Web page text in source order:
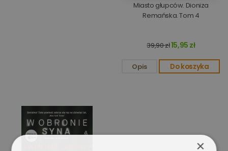
Miasto głupców. Dioniza
Remańska. Tom 4
39,90 zł15,95 zł
Opis Do koszyka
×